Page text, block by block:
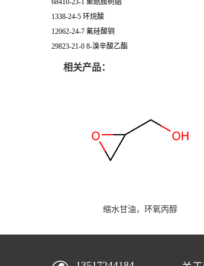
1338-24-5 环烷酸
12062-24-7 氟硅酸铜
29823-21-0 8-溴辛酸乙酯
相关产品：
缩水甘油，环氧丙醇